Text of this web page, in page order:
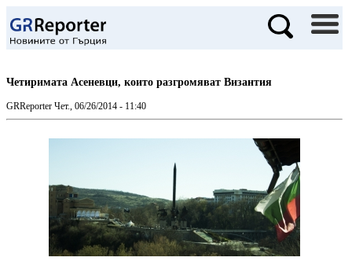
Четиримата Асеневци, които разгромяват Византия
GRReporter Чет., 06/26/2014 - 11:40